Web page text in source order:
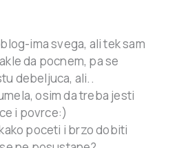
ima svega, ali tek sam
da pocnem, pa se
debeljuca, ali..
osim da treba jesti
i povrce:)
poceti i brzo dobiti